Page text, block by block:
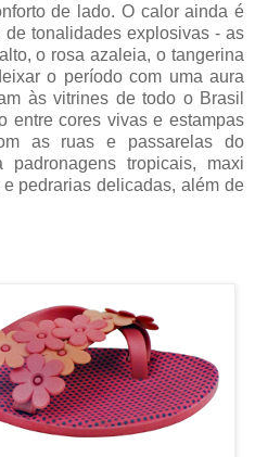
de lado. O calor ainda é
tonalidades explosivas - as
o rosa azaleia, o tangerina
o período com uma aura
às vitrines de todo o Brasil
entre cores vivas e estampas
as ruas e passarelas do
tropicais, maxi
pedrarias delicadas, além de